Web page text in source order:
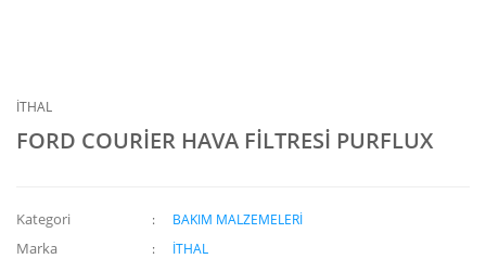
İTHAL
FORD COURİER HAVA FİLTRESİ PURFLUX
Kategori BAKIM MALZEMELERİ
Marka İTHAL